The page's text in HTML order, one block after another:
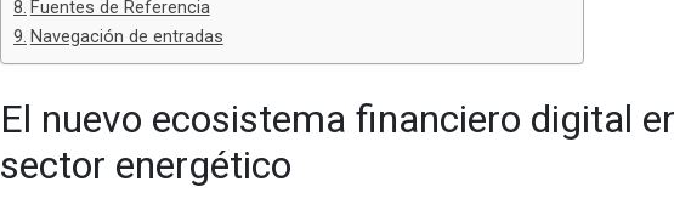
Fuentes de Referencia
Navegación de entradas
El nuevo ecosistema financiero digital
sector energético